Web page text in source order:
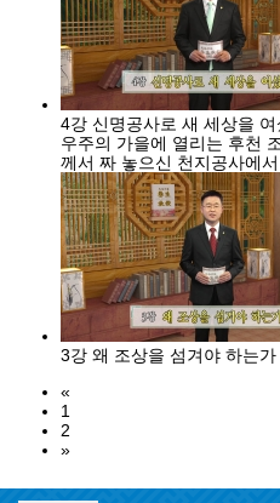
4강 신명공사로 새 세상을 여
우주의 가을에 열리는 후천
께서 짜 놓으신 천지공사에서 신
의 구체적 내용을 통해 앞으
는지 알아보고, 선천말대 대
어떻게 살아가
3강 왜 조상을 섬겨야 하는가
«
1
2
»
공지사항
STB 5월4주